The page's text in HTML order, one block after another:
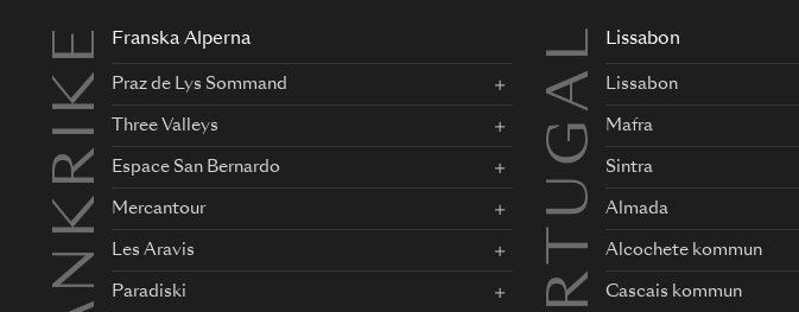
FRANKRIKE Franska Alperna
Praz de Lys Sommand
Three Valleys
Espace San Bernardo
Mercantour
Les Aravis
Paradiski PORTUGAL Lissabon
Lissabon
Mafra
Sintra
Almada
Alcochete kommun
Cascais kommun